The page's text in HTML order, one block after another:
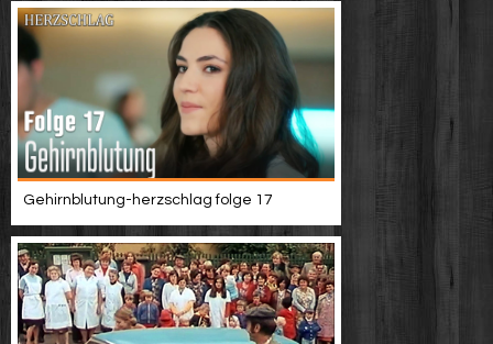
Gehirnblutung-herzschlag folge 17